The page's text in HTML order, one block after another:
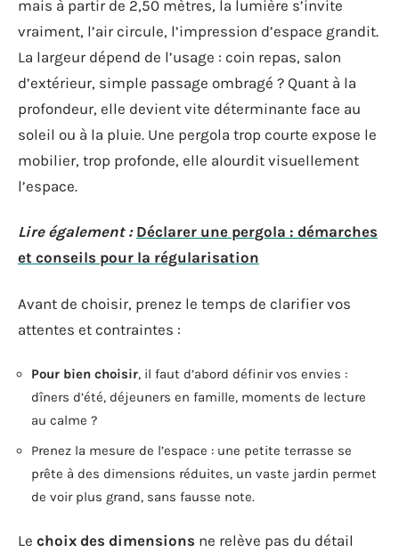
mais à partir de 2,50 mètres, la lumière s’invite
vraiment, l’air circule, l’impression d’espace grandit.
La largeur dépend de l’usage : coin repas, salon
d’extérieur, simple passage ombragé ? Quant à la
profondeur, elle devient vite déterminante face au
soleil ou à la pluie. Une pergola trop courte expose le
mobilier, trop profonde, elle alourdit visuellement
l’espace.
Lire également : Déclarer une pergola : démarches
et conseils pour la régularisation
Avant de choisir, prenez le temps de clarifier vos
attentes et contraintes :
Pour bien choisir, il faut d’abord définir vos envies :
dîners d’été, déjeuners en famille, moments de lecture
au calme ?
Prenez la mesure de l’espace : une petite terrasse se
prête à des dimensions réduites, un vaste jardin permet
de voir plus grand, sans fausse note.
Le choix des dimensions ne relève pas du détail